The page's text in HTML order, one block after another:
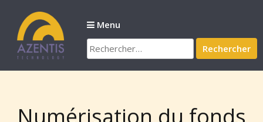
contenu
Menu
Rechercher :